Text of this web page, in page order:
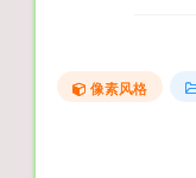
像素风格